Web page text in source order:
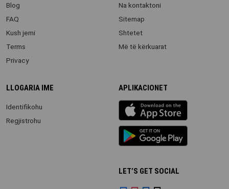
Blog
FAQ
Kush jemi
Terms
Privacy
Na kontaktoni
Sitemap
Shtetet
Më të kërkuarat
LLOGARIA IME
Identifikohu
Regjistrohu
APLIKACIONET
iOS
app
Android
App
LET’S GET SOCIAL